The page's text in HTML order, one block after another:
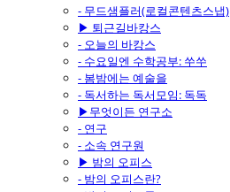
- 무드샘플러(로컬콘텐츠스냅)
▶ 퇴근길바캉스
- 오늘의 바캉스
- 수요일엔 수학공부: 쑤쑤
- 봄밤에는 예술을
- 독서하는 독서모임: 독독
▶무엇이든 연구소
- 연구
- 소속 연구원
▶ 밤의 오피스
- 밤의 오피스란?